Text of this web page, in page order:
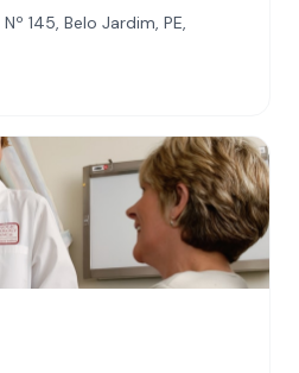
145, Belo Jardim, PE,